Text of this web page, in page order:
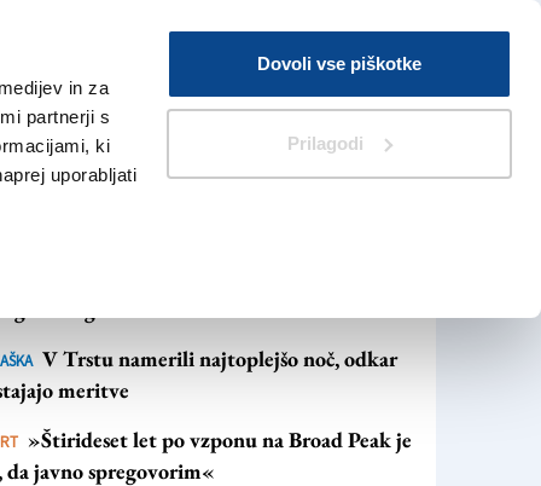
in za
partnerji s
ki
uporabljati
Dovoli vse piškotke
Prilagodi
V Kioskih
Iskanje
V Trstu namerili najtoplejšo noč, odkar
meritve
»Štirideset let po vzponu na Broad Peak je
da javno spregovorim«